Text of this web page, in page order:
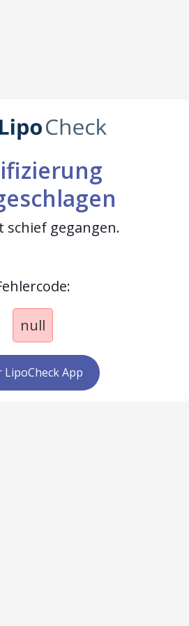
schief gegangen.
null
LipoCheck App